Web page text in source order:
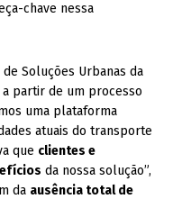
chave nessa
Soluções Urbanas da
partir de um processo
uma plataforma
atuais do transporte
que clientes e
da nossa solução”,
da ausência total de